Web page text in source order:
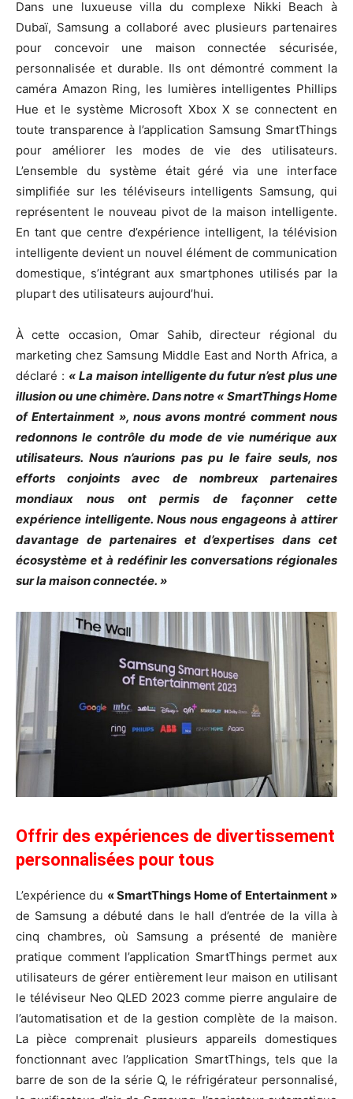
Dans une luxueuse villa du complexe Nikki Beach à
Dubaï, Samsung a collaboré avec plusieurs partenaires
pour concevoir une maison connectée sécurisée,
personnalisée et durable. Ils ont démontré comment la
caméra Amazon Ring, les lumières intelligentes Phillips
Hue et le système Microsoft Xbox X se connectent en
toute transparence à l’application Samsung SmartThings
pour améliorer les modes de vie des utilisateurs.
L’ensemble du système était géré via une interface
simplifiée sur les téléviseurs intelligents Samsung, qui
représentent le nouveau pivot de la maison intelligente.
En tant que centre d’expérience intelligent, la télévision
intelligente devient un nouvel élément de communication
domestique, s’intégrant aux smartphones utilisés par la
plupart des utilisateurs aujourd’hui.
À cette occasion, Omar Sahib, directeur régional du
marketing chez Samsung Middle East and North Africa, a
déclaré : « La maison intelligente du futur n’est plus une
illusion ou une chimère. Dans notre « SmartThings Home
of Entertainment », nous avons montré comment nous
redonnons le contrôle du mode de vie numérique aux
utilisateurs. Nous n’aurions pas pu le faire seuls, nos
efforts conjoints avec de nombreux partenaires
mondiaux nous ont permis de façonner cette
expérience intelligente. Nous nous engageons à attirer
davantage de partenaires et d’expertises dans cet
écosystème et à redéfinir les conversations régionales
sur la maison connectée. »
Offrir des expériences de divertissement
personnalisées pour tous
L’expérience du « SmartThings Home of Entertainment »
de Samsung a débuté dans le hall d’entrée de la villa à
cinq chambres, où Samsung a présenté de manière
pratique comment l’application SmartThings permet aux
utilisateurs de gérer entièrement leur maison en utilisant
le téléviseur Neo QLED 2023 comme pierre angulaire de
l’automatisation et de la gestion complète de la maison.
La pièce comprenait plusieurs appareils domestiques
fonctionnant avec l’application SmartThings, tels que la
barre de son de la série Q, le réfrigérateur personnalisé,